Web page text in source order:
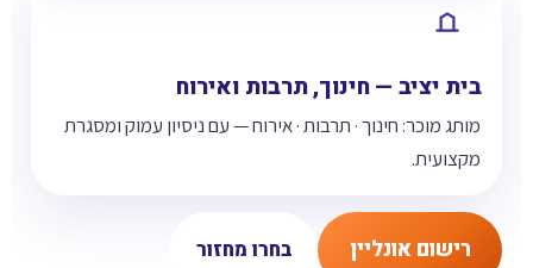
בית יציב — חינוך, תרבות ואירוח
מותג מוכר: חינוך · תרבות · אירוח — עם ניסיון עמוק ומסגרת
מקצועית.
רישום אונליין בחרו מחזור